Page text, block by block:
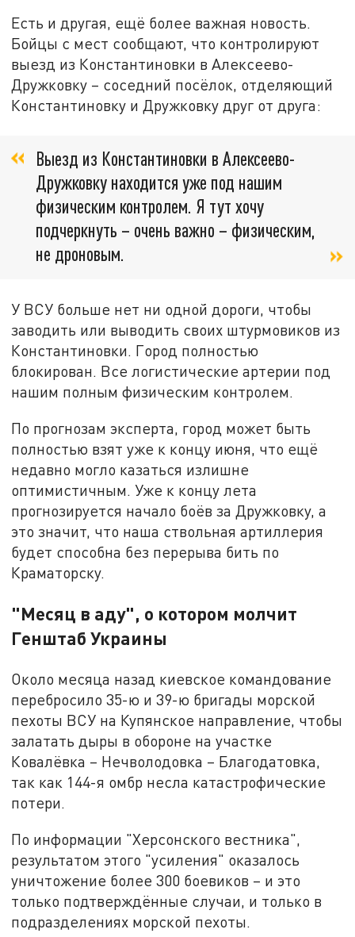
Есть и другая, ещё более важная новость.
Бойцы с мест сообщают, что контролируют
выезд из Константиновки в Алексеево-
Дружковку – соседний посёлок, отделяющий
Константиновку и Дружковку друг от друга:
Выезд из Константиновки в Алексеево-
Дружковку находится уже под нашим
физическим контролем. Я тут хочу
подчеркнуть – очень важно – физическим,
не дроновым.
У ВСУ больше нет ни одной дороги, чтобы
заводить или выводить своих штурмовиков из
Константиновки. Город полностью
блокирован. Все логистические артерии под
нашим полным физическим контролем.
По прогнозам эксперта, город может быть
полностью взят уже к концу июня, что ещё
недавно могло казаться излишне
оптимистичным. Уже к концу лета
прогнозируется начало боёв за Дружковку, а
это значит, что наша ствольная артиллерия
будет способна без перерыва бить по
Краматорску.
"Месяц в аду", о котором молчит
Генштаб Украины
Около месяца назад киевское командование
перебросило 35-ю и 39-ю бригады морской
пехоты ВСУ на Купянское направление, чтобы
залатать дыры в обороне на участке
Ковалёвка – Нечволодовка – Благодатовка,
так как 144-я омбр несла катастрофические
потери.
По информации "Херсонского вестника",
результатом этого "усиления" оказалось
уничтожение более 300 боевиков – и это
только подтверждённые случаи, и только в
подразделениях морской пехоты.